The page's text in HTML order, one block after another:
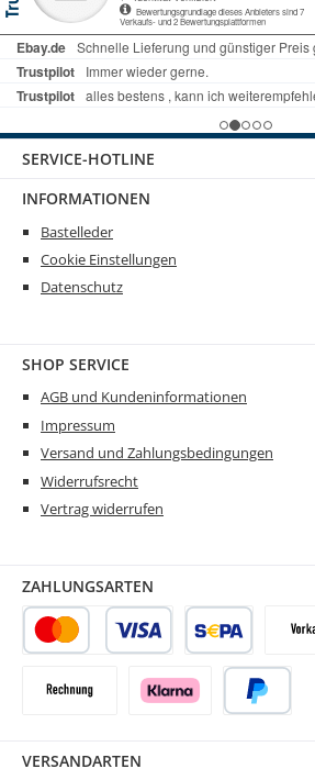
SERVICE-HOTLINE
INFORMATIONEN
Bastelleder
Cookie Einstellungen
Datenschutz
SHOP SERVICE
AGB und Kundeninformationen
Impressum
Versand und Zahlungsbedingungen
Widerrufsrecht
Vertrag widerrufen
VERSANDARTEN
ZAHLUNGSARTEN
SEPA LastschriftVorkasse